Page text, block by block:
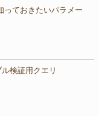
っておきたいパラメー
検証用クエリ